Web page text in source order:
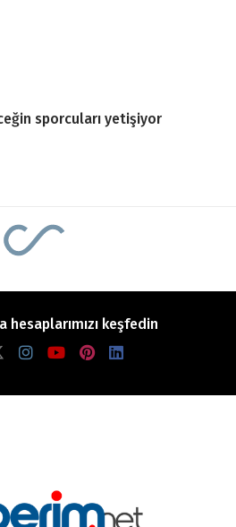
sporcuları yetişiyor
hesaplarımızı keşfedin